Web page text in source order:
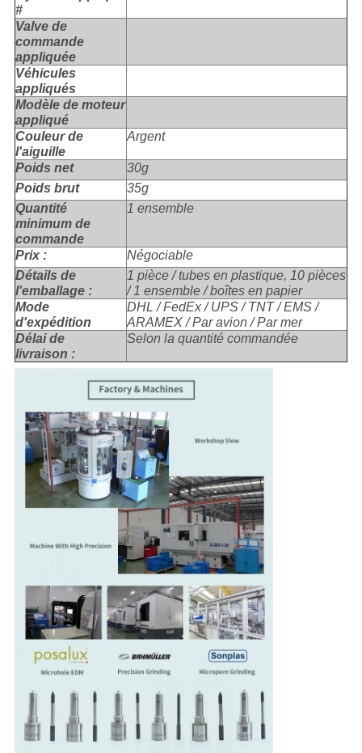
#
Valve de
commande
appliquée
Véhicules
appliqués
Modèle de moteur
appliqué
Couleur de
l'aiguille
Argent
Poids net
30g
Poids brut
35g
Quantité
minimum de
commande
1 ensemble
Prix :
Négociable
Détails de
l'emballage :
1 pièce / tubes en plastique, 10 pièces
/ 1 ensemble / boîtes en papier
Mode
d'expédition
DHL / FedEx / UPS / TNT / EMS /
ARAMEX / Par avion / Par mer
Délai de
livraison :
Selon la quantité commandée